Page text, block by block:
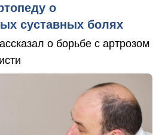
о
суставных болях
о борьбе с артрозом